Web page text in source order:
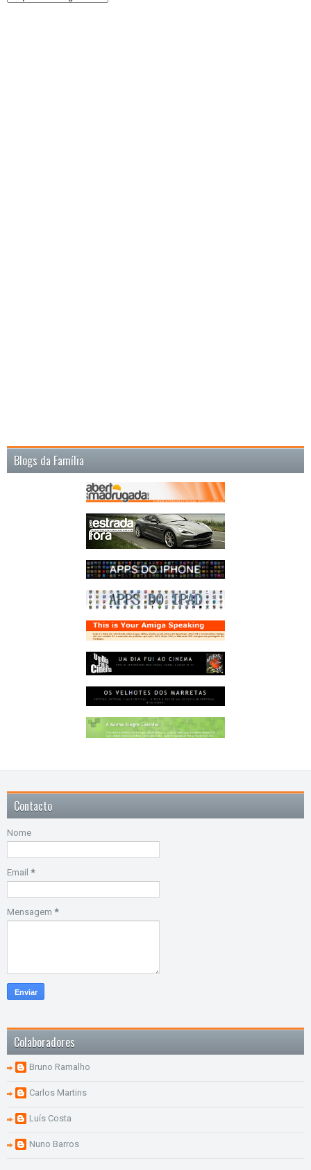
Blogs da Família
Contacto
Nome
Email *
Mensagem *
Colaboradores
Bruno Ramalho
Carlos Martins
Luís Costa
Nuno Barros